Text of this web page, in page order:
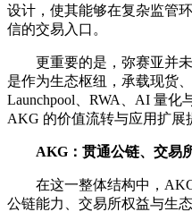
设计，使其能够在复杂监管
信的交易入口。
更重要的是，弥赛亚并
是作为生态枢纽，承载现货、
Launchpool、RWA、AI 量化
AKG 的价值流转与应用扩展
AKG：贯通公链、交易
在这一整体结构中，
公链能力、交易所权益与生